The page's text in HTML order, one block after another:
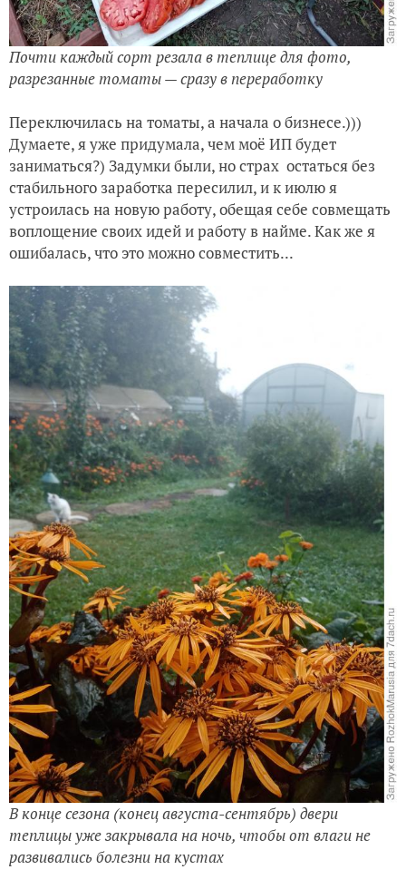
Почти каждый сорт резала в теплице для фото,
разрезанные томаты — сразу в переработку
Переключилась на томаты, а начала о бизнесе.)))
Думаете, я уже придумала, чем моё ИП будет
заниматься?) Задумки были, но страх остаться без
стабильного заработка пересилил, и к июлю я
устроилась на новую работу, обещая себе совмещать
воплощение своих идей и работу в найме. Как же я
ошибалась, что это можно совместить...
В конце сезона (конец августа-сентябрь) двери
теплицы уже закрывала на ночь, чтобы от влаги не
развивались болезни на кустах